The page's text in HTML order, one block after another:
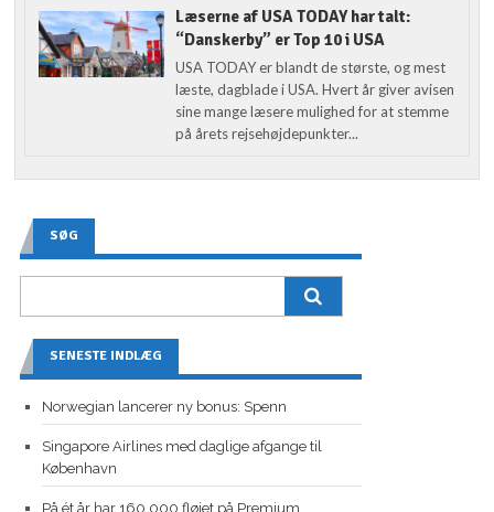
Læserne af USA TODAY har talt:
“Danskerby” er Top 10 i USA
USA TODAY er blandt de største, og mest
læste, dagblade i USA. Hvert år giver avisen
sine mange læsere mulighed for at stemme
på årets rejsehøjdepunkter...
SØG
SENESTE INDLÆG
Norwegian lancerer ny bonus: Spenn
Singapore Airlines med daglige afgange til
København
På ét år har 160.000 fløjet på Premium